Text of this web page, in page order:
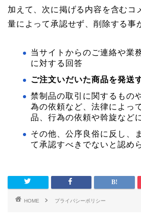
加えて、次に掲げる内容を含むコ
量によって承認せず、削除する事
当サイトからのご連絡や業
に対する回答
ご注文いだいた商品を発送
禁制品の取引に関するもの
為の依頼など、法律によっ
品、行為の依頼や斡旋など
その他、公序良俗に反し、
て承認すべきでないと認め
HOME プライバシーポリシー